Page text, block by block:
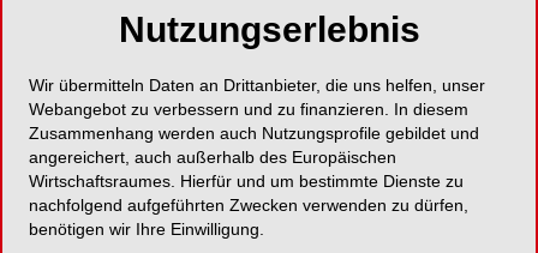
Harvard Bite
Bissregistriermaterial auf Basis von A-Silikonen
Nutzungserlebnis
Wir übermitteln Daten an Drittanbieter, die uns helfen, unser
Webangebot zu verbessern und zu finanzieren. In diesem
Zusammenhang werden auch Nutzungsprofile gebildet und
angereichert, auch außerhalb des Europäischen
Wirtschaftsraumes. Hierfür und um bestimmte Dienste zu
nachfolgend aufgeführten Zwecken verwenden zu dürfen,
benötigen wir Ihre Einwilligung.